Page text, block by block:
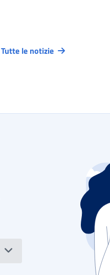
Tutte le notizie